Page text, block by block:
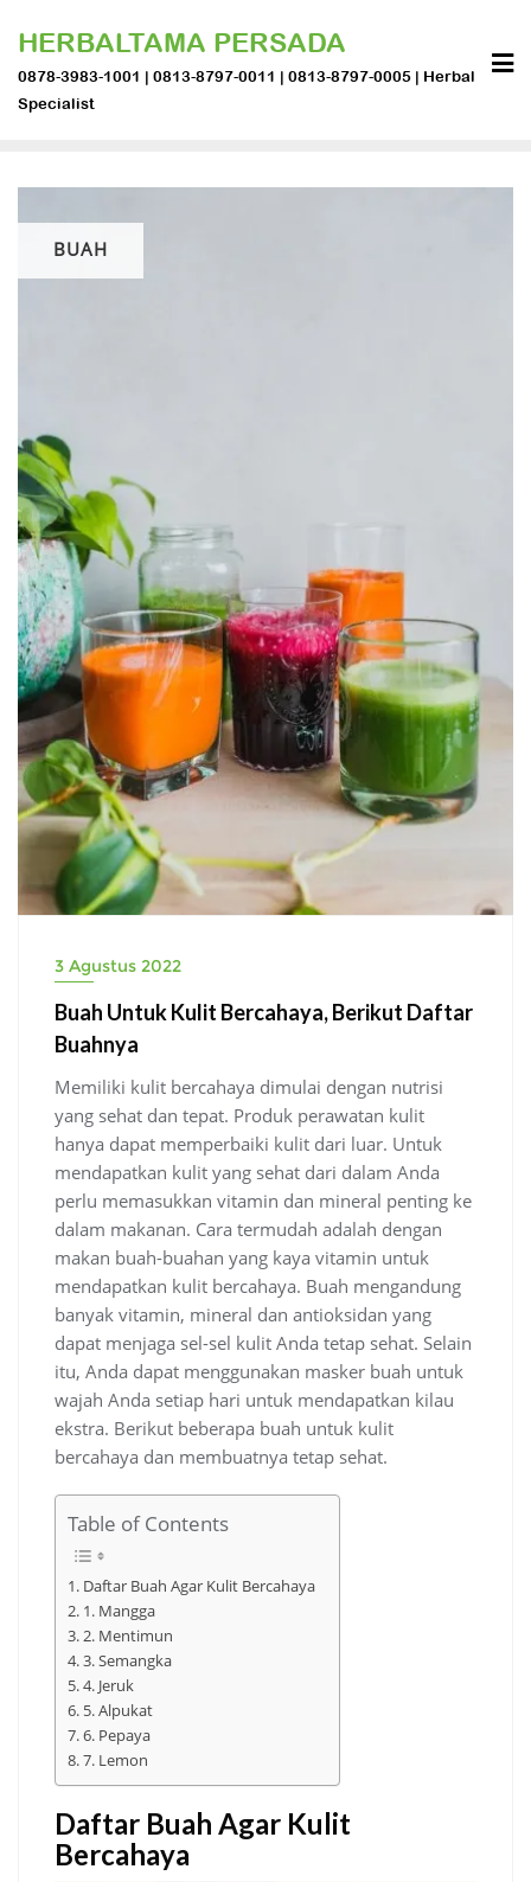
content
HERBALTAMA PERSADA
0878-3983-1001 | 0813-8797-0011 | 0813-8797-0005 | Herbal
Specialist
BUAH
3 Agustus 2022
Buah Untuk Kulit Bercahaya, Berikut Daftar
Buahnya
Memiliki kulit bercahaya dimulai dengan nutrisi
yang sehat dan tepat. Produk perawatan kulit
hanya dapat memperbaiki kulit dari luar. Untuk
mendapatkan kulit yang sehat dari dalam Anda
perlu memasukkan vitamin dan mineral penting ke
dalam makanan. Cara termudah adalah dengan
makan buah-buahan yang kaya vitamin untuk
mendapatkan kulit bercahaya. Buah mengandung
banyak vitamin, mineral dan antioksidan yang
dapat menjaga sel-sel kulit Anda tetap sehat. Selain
itu, Anda dapat menggunakan masker buah untuk
wajah Anda setiap hari untuk mendapatkan kilau
ekstra. Berikut beberapa buah untuk kulit
bercahaya dan membuatnya tetap sehat.
Table of Contents
Daftar Buah Agar Kulit Bercahaya
1. Mangga
2. Mentimun
3. Semangka
4. Jeruk
5. Alpukat
6. Pepaya
7. Lemon
Daftar Buah Agar Kulit
Bercahaya